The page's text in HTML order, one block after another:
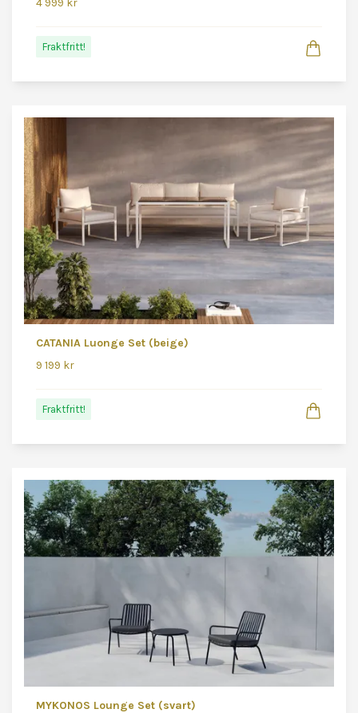
4 999 kr
Fraktfritt!
CATANIA Luonge Set (beige)
9 199 kr
Fraktfritt!
MYKONOS Lounge Set (svart)